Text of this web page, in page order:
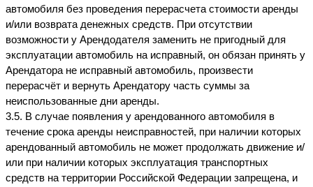
автомобиля без проведения перерасчета стоимости аренды
и/или возврата денежных средств. При отсутствии
возможности у Арендодателя заменить не пригодный для
эксплуатации автомобиль на исправный, он обязан принять у
Арендатора не исправный автомобиль, произвести
перерасчёт и вернуть Арендатору часть суммы за
неиспользованные дни аренды.
3.5. В случае появления у арендованного автомобиля в
течение срока аренды неисправностей, при наличии которых
арендованный автомобиль не может продолжать движение и/
или при наличии которых эксплуатация транспортных
средств на территории Российской Федерации запрещена, и